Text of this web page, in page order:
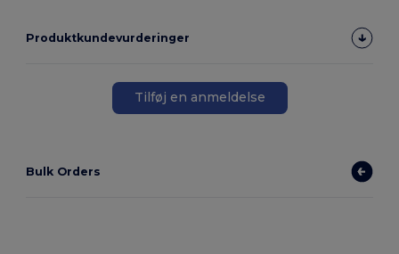
Produktkundevurderinger
Tilføj en anmeldelse
Bulk Orders